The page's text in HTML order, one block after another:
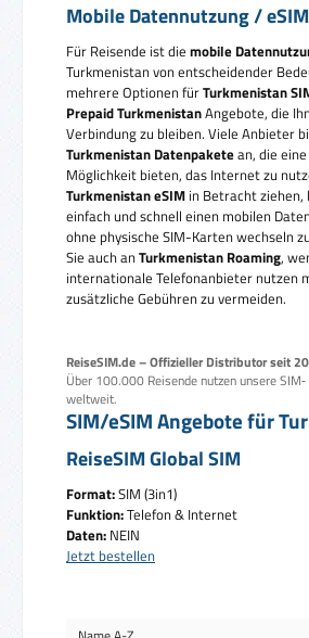
Mobile Datennutzung / eSIM
Für Reisende ist die mobile
Turkmenistan von entscheidender
mehrere Optionen fürTurkmenistan
Prepaid TurkmenistanAngebote, die
Verbindung zu bleiben. Viele Anbieter
Turkmenistan Datenpaketean, die
Möglichkeit bieten, das Internet zu
Turkmenistan eSIM in Betracht ziehen,
einfach und schnell einen mobilen
ohne physische SIM-Karten wechseln
Sie auch anTurkmenistan Roaming,
internationale Telefonanbieter nutzen
zusätzliche Gebühren zu vermeiden.
ReiseSIM.de – Offizieller Distributor seit
Über 100.000 Reisende nutzen unsere SIM‑
weltweit.
SIM/eSIM Angebote für
ReiseSIM Global SIM
Format:SIM (3in1)
Funktion:Telefon & Internet
Daten: NEIN
Jetzt bestellen